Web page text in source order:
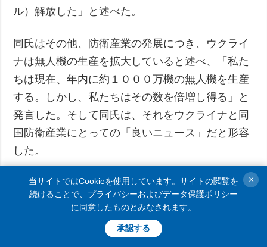
ル）解放した」と述べた。
同氏はその他、防衛産業の発展につき、ウクライ
ナは無人機の生産を拡大していると述べ、「私た
ちは現在、年内に約１０００万機の無人機を生産
する。しかし、私たちはその数を倍増し得る」と
発言した。そして同氏は、それをウクライナと同
国防衛産業にとっての「良いニュース」だと形容
した。
また同氏は、対露制裁の効力とパートナー国の支
援を肯定的に評価しつつ、同時に「制裁は機能し
始めているが、十分ではない」と補足した。
当サイトではCookieを使用しています。サイトの閲覧を
続けることで、 プライバシーおよびデータ保護ポリシー
に同意したものとみなされます。
承認する
×